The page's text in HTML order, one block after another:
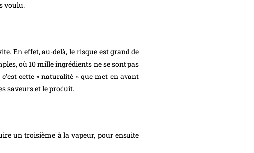
voulu.
En effet, au-delà, le risque est grand de
où 10 mille ingrédients ne se sont pas
cette « naturalité » que met en avant
saveurs et le produit.
un troisième à la vapeur, pour ensuite